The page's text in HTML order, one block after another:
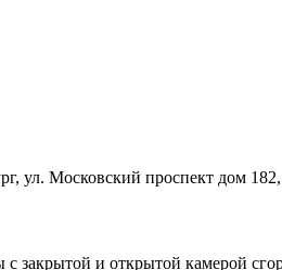
ул. Московский проспект дом
и открытой камерой